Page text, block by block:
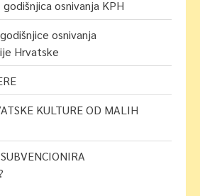
osnivanja KPH
osnivanja
Hrvatske
KULTURE OD MALIH